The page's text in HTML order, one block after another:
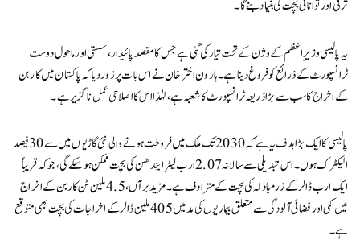
ترقی اور توانائی بچت کی بنیاد بنے گا۔
یہ پالیسی وزیرِ اعظم کے وژن کے تحت تیار کی گئی ہے جس کا مقصد پائیدار، سستی اور ماحول دوست
ٹرانسپورٹ کے ذرائع کو فروغ دینا ہے۔ ہارون اختر خان نے اس بات پر زور دیا کہ پاکستان میں کاربن
کے اخراج کا سب سے بڑا ذریعہ ٹرانسپورٹ کا شعبہ ہے، لہٰذا اس کا اصلاحی عمل ناگزیر ہے۔
پالیسی کا ایک بڑا ہدف یہ ہے کہ 2030 تک ملک میں فروخت ہونے والی نئی گاڑیوں میں سے 30 فیصد
الیکٹرک ہوں۔ اس تبدیلی سے سالانہ 2.07 ارب لیٹر ایندھن کی بچت ممکن ہو سکے گی، جو کہ قریباً
ایک ارب ڈالر کے زرمبادلہ کی بچت کے مترادف ہے۔ مزید برآں، 4.5 ملین ٹن کاربن کے اخراج
میں کمی اور فضائی آلودگی سے متعلق بیماریوں کی مد میں 405 ملین ڈالر کے اخراجات کی بچت بھی متوقع
ہے۔